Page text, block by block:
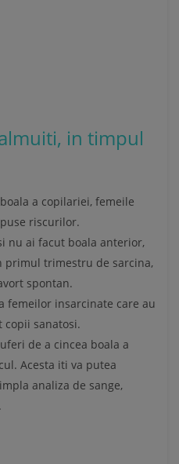
in timpul
a copilariei, femeile
riscurilor.
nu ai facut boala anterior,
primul trimestru de sarcina,
spontan.
femeilor insarcinate care au
copii sanatosi.
de a cincea boala a
Acesta iti va putea
analiza de sange,